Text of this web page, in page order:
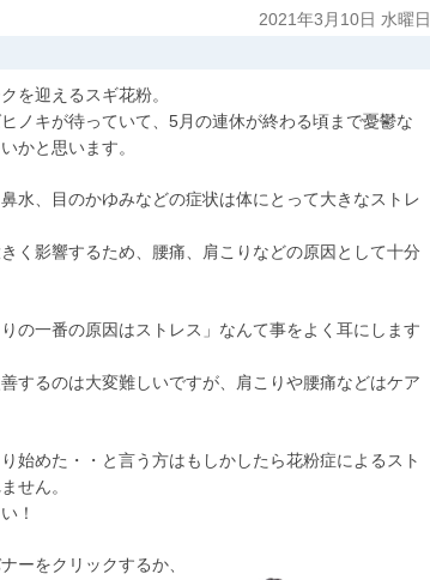
2021年3月10日 水曜日
を迎えるスギ花粉。
ノキが待っていて、5月の連休が終わる頃まで憂鬱な
かと思います。
水、目のかゆみなどの症状は体にとって大きなストレ
く影響するため、腰痛、肩こりなどの原因として十分
の一番の原因はストレス」なんて事をよく耳にします
するのは大変難しいですが、肩こりや腰痛などはケア
始めた・・と言う方はもしかしたら花粉症によるスト
せん。
！
ーをクリックするか、